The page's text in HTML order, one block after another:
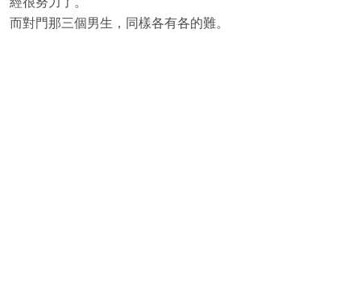
而對門那三個男生，同樣各有各的難。